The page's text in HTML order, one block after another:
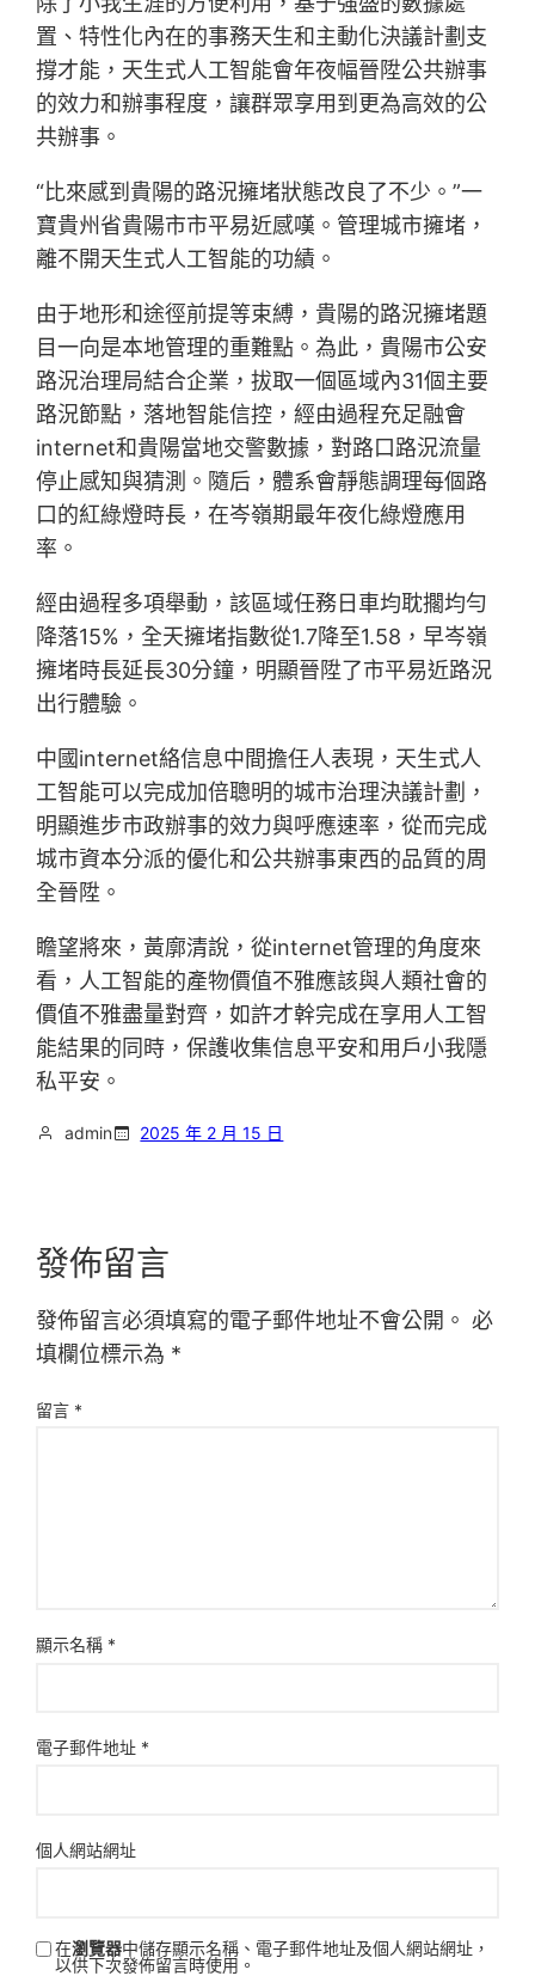
置、特性化內在的事務天生和主動化決議計劃支
撐才能，天生式人工智能會年夜幅晉陞公共辦事
的效力和辦事程度，讓群眾享用到更為高效的公
共辦事。
“比來感到貴陽的路況擁堵狀態改良了不少。”一
寶貴州省貴陽市市平易近感嘆。管理城市擁堵，
離不開天生式人工智能的功績。
由于地形和途徑前提等束縛，貴陽的路況擁堵題
目一向是本地管理的重難點。為此，貴陽市公安
路況治理局結合企業，拔取一個區域內31個主要
路況節點，落地智能信控，經由過程充足融會
internet和貴陽當地交警數據，對路口路況流量
停止感知與猜測。隨后，體系會靜態調理每個路
口的紅綠燈時長，在岑嶺期最年夜化綠燈應用
率。
經由過程多項舉動，該區域任務日車均耽擱均勻
降落15%，全天擁堵指數從1.7降至1.58，早岑嶺
擁堵時長延長30分鐘，明顯晉陞了市平易近路況
出行體驗。
中國internet絡信息中間擔任人表現，天生式人
工智能可以完成加倍聰明的城市治理決議計劃，
明顯進步市政辦事的效力與呼應速率，從而完成
城市資本分派的優化和公共辦事東西的品質的周
全晉陞。
瞻望將來，黃廓清說，從internet管理的角度來
看，人工智能的產物價值不雅應該與人類社會的
價值不雅盡量對齊，如許才幹完成在享用人工智
能結果的同時，保護收集信息平安和用戶小我隱
私平安。
admin 2025 年 2 月 15 日
發佈留言
發佈留言必須填寫的電子郵件地址不會公開。 必
填欄位標示為 *
留言 *
顯示名稱 *
電子郵件地址 *
個人網站網址
在瀏覽器中儲存顯示名稱、電子郵件地址及個人網站網址，
以供下次發佈留言時使用。